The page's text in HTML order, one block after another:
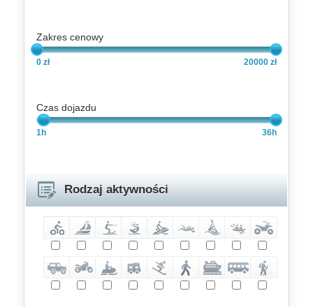
Zakres cenowy
0 zł 20000 zł
Czas dojazdu
1h 36h
Rodzaj aktywności